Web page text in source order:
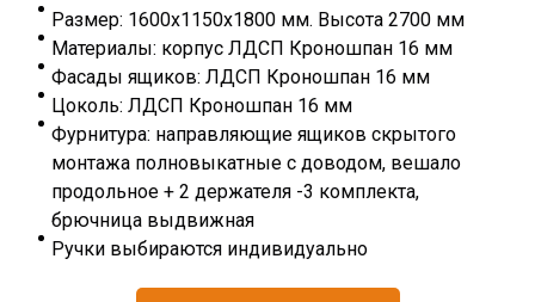
Размер: 1600х1150х1800 мм. Высота 2700 мм
Материалы: корпус ЛДСП Кроношпан 16 мм
Фасады ящиков: ЛДСП Кроношпан 16 мм
Цоколь: ЛДСП Кроношпан 16 мм
Фурнитура: направляющие ящиков скрытого
монтажа полновыкатные с доводом, вешало
продольное + 2 держателя -3 комплекта,
брючница выдвижная
Ручки выбираются индивидуально